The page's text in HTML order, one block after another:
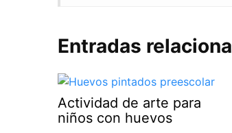
Entradas
Actividad de arte para
niños con huevos